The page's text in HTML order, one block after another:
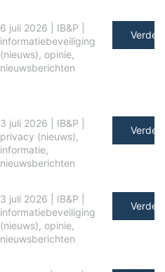
6 juli 2026 IB&P
informatiebeveiliging
(nieuws), opinie,
nieuwsberichten
Verder
3 juli 2026 IB&P
privacy (nieuws),
informatie,
nieuwsberichten
Verder
3 juli 2026 IB&P
informatiebeveiliging
(nieuws), opinie,
nieuwsberichten
Verder